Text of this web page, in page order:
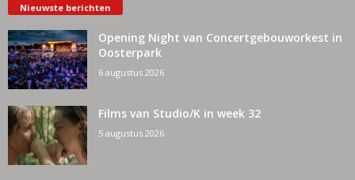
Nieuwste berichten
Opening Night van Concertgebouworkest in
Oosterpark
6 augustus 2026
Films van Studio/K in week 32
5 augustus 2026